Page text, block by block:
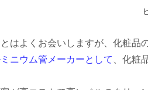
はよくお会いしますが、化粧
ニウム管メーカーとして 、化